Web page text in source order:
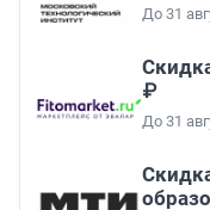
До 31
₽
До 31